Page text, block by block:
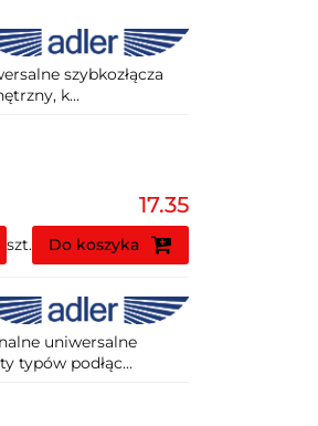
szybkozłącza
k...
17.35
szt. Do koszyka
uniwersalne
typów podłąc...